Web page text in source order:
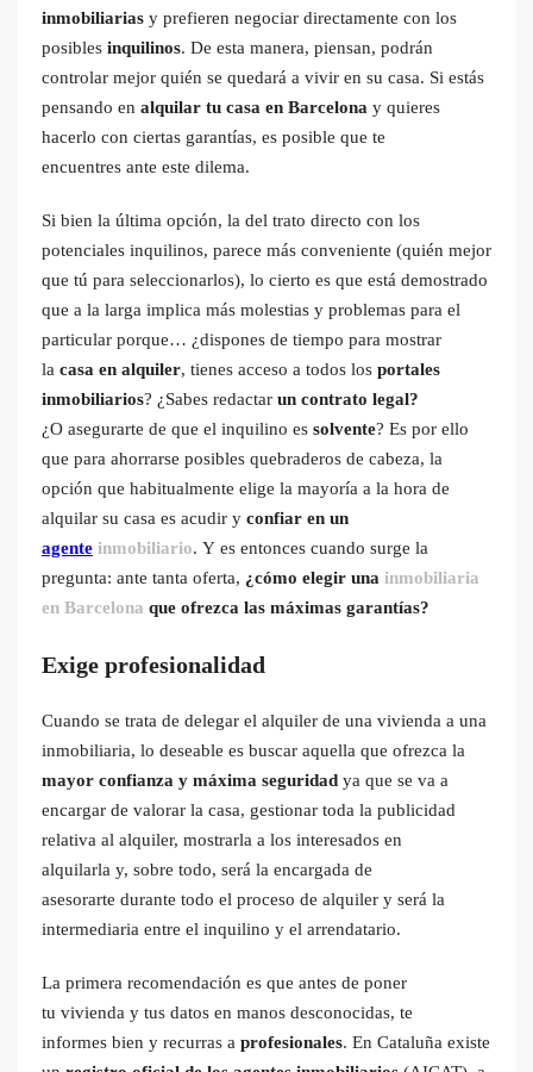
inmobiliarias y prefieren negociar directamente con los
posibles inquilinos. De esta manera, piensan, podrán
controlar mejor quién se quedará a vivir en su casa. Si estás
pensando en alquilar tu casa en Barcelona y quieres
hacerlo con ciertas garantías, es posible que te
encuentres ante este dilema.
Si bien la última opción, la del trato directo con los
potenciales inquilinos, parece más conveniente (quién mejor
que tú para seleccionarlos), lo cierto es que está demostrado
que a la larga implica más molestias y problemas para el
particular porque… ¿dispones de tiempo para mostrar
la casa en alquiler, tienes acceso a todos los portales
inmobiliarios? ¿Sabes redactar un contrato legal?
¿O asegurarte de que el inquilino es solvente? Es por ello
que para ahorrarse posibles quebraderos de cabeza, la
opción que habitualmente elige la mayoría a la hora de
alquilar su casa es acudir y confiar en un
agente inmobiliario. Y es entonces cuando surge la
pregunta: ante tanta oferta, ¿cómo elegir una inmobiliaria
en Barcelona que ofrezca las máximas garantías?
Exige profesionalidad
Cuando se trata de delegar el alquiler de una vivienda a una
inmobiliaria, lo deseable es buscar aquella que ofrezca la
mayor confianza y máxima seguridad ya que se va a
encargar de valorar la casa, gestionar toda la publicidad
relativa al alquiler, mostrarla a los interesados en
alquilarla y, sobre todo, será la encargada de
asesorarte durante todo el proceso de alquiler y será la
intermediaria entre el inquilino y el arrendatario.
La primera recomendación es que antes de poner
tu vivienda y tus datos en manos desconocidas, te
informes bien y recurras a profesionales. En Cataluña existe